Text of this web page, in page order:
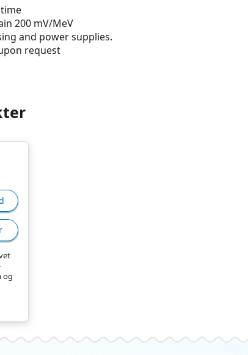
200 mV/MeV
and power supplies.
request
og